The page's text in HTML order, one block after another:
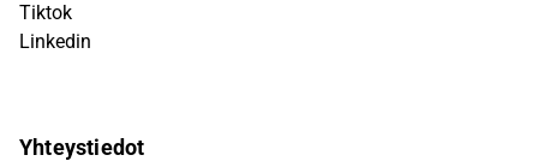
Tiktok
Linkedin
Yhteystiedot